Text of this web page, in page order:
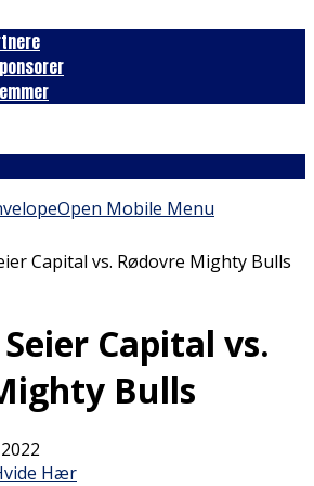
Open Mobile Menu
Capital vs. Rødovre Mighty Bulls
Capital vs.
Bulls
Hær